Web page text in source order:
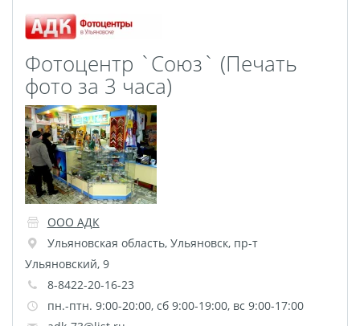
Печать на
Фото на стекле и
акриле
Печать на баннере
Фотообои
Трафареты
Печать на прозрачной
пленке
Рекламные конструкции
Напольная графика
Широкоформатное
ламинирование
Изготовление баннеров
Фотоцентр `Союз` (Печать
фото за 3 часа)
ООО АДК
Ульяновская область, Ульяновск, пр-т
Ульяновский, 9
8-8422-20-16-23
пн.-птн. 9:00-20:00, сб 9:00-19:00, вс 9:00-17:00